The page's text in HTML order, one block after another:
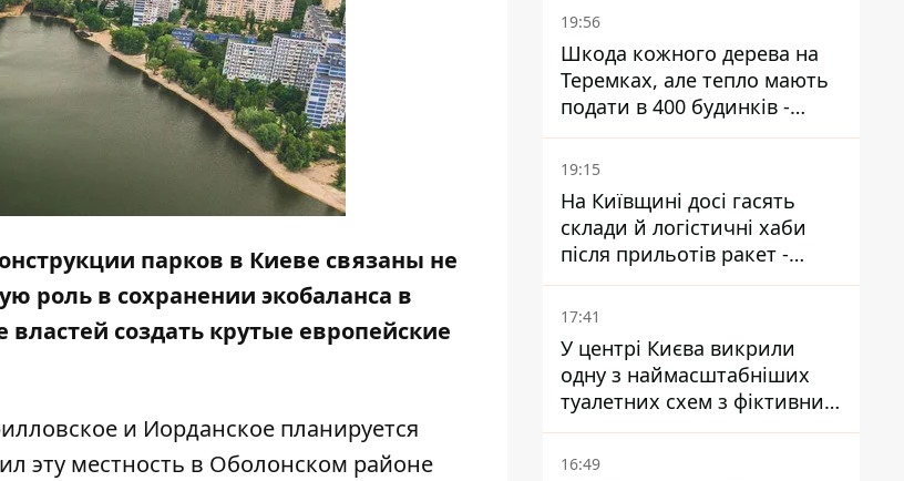
парков в Киеве связаны не
роль в сохранении экобаланса в
создать крутые европейские
и Иорданское планируется
эту местность в Оболонском районе
19:56
Шкода кожного дерева на
Теремках, але тепло мають
подати в 400 будинків -
депутатка Київради
19:15
На Київщині досі гасять
склади й логістичні хаби
після прильотів ракет -
ДСНС
17:41
У центрі Києва викрили
одну з наймасштабніших
туалетних схем з фіктивним
будинком
16:49